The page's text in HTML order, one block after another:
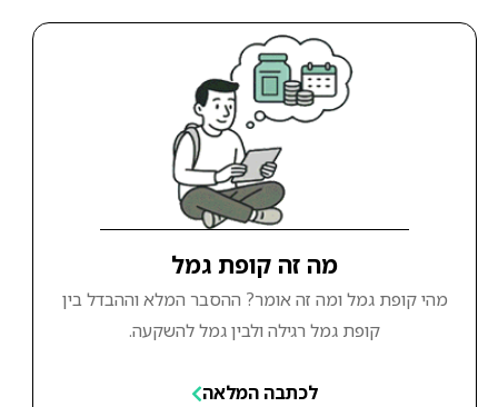
מה זה קופת גמל
מהי קופת גמל ומה זה אומר? ההסבר המלא וההבדל בין
קופת גמל רגילה ולבין גמל להשקעה.
לכתבה המלאה